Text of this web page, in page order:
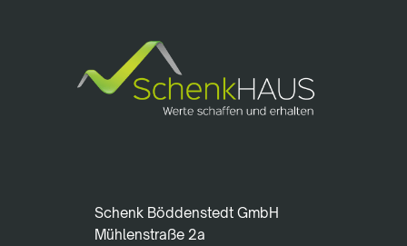
Schenk Böddenstedt GmbH
Mühlenstraße 2a